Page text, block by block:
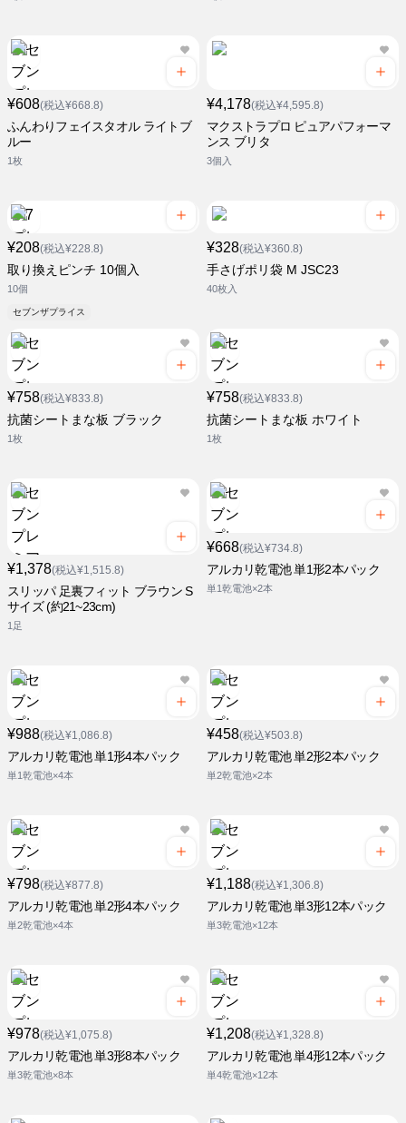
¥608(税込¥668.8)
ふんわりフェイスタオル ライトブ
ルー
1枚
¥4,178(税込¥4,595.8)
マクストラプロ ピュアパフォーマ
ンス ブリタ
3個入
¥208(税込¥228.8)
取り換えピンチ 10個入
10個
セブンザプライス
¥328(税込¥360.8)
手さげポリ袋 M JSC23
40枚入
¥758(税込¥833.8)
抗菌シートまな板 ブラック
1枚
¥758(税込¥833.8)
抗菌シートまな板 ホワイト
1枚
¥1,378(税込¥1,515.8)
スリッパ 足裏フィット ブラウン S
サイズ (約21~23cm)
1足
¥668(税込¥734.8)
アルカリ乾電池 単1形2本パック
単1乾電池×2本
¥988(税込¥1,086.8)
アルカリ乾電池 単1形4本パック
単1乾電池×4本
¥458(税込¥503.8)
アルカリ乾電池 単2形2本パック
単2乾電池×2本
¥798(税込¥877.8)
アルカリ乾電池 単2形4本パック
単2乾電池×4本
¥1,188(税込¥1,306.8)
アルカリ乾電池 単3形12本パック
単3乾電池×12本
¥978(税込¥1,075.8)
アルカリ乾電池 単3形8本パック
単3乾電池×8本
¥1,208(税込¥1,328.8)
アルカリ乾電池 単4形12本パック
単4乾電池×12本